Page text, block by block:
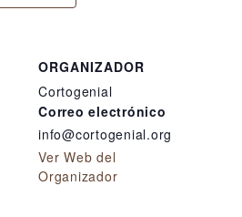
ORGANIZADOR
Cortogenial
Correo electrónico
info@cortogenial.org
Ver Web del
Organizador